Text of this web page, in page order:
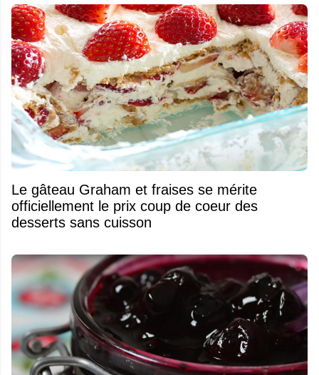
Le gâteau Graham et fraises se mérite
officiellement le prix coup de coeur des
desserts sans cuisson